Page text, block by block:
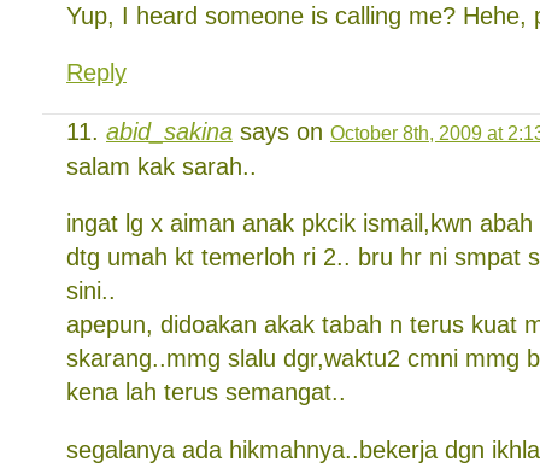
Yup, I heard someone is calling me? Hehe,
Reply
abid_sakina says on October 8th, 2009 at
salam kak sarah..
ingat lg x aiman anak pkcik ismail,kwn
dtg umah kt temerloh ri 2.. bru hr ni smpat
sini..
apepun, didoakan akak tabah n terus kuat
skarang..mmg slalu dgr,waktu2 cmni mmg
kena lah terus semangat..
segalanya ada hikmahnya..bekerja dgn